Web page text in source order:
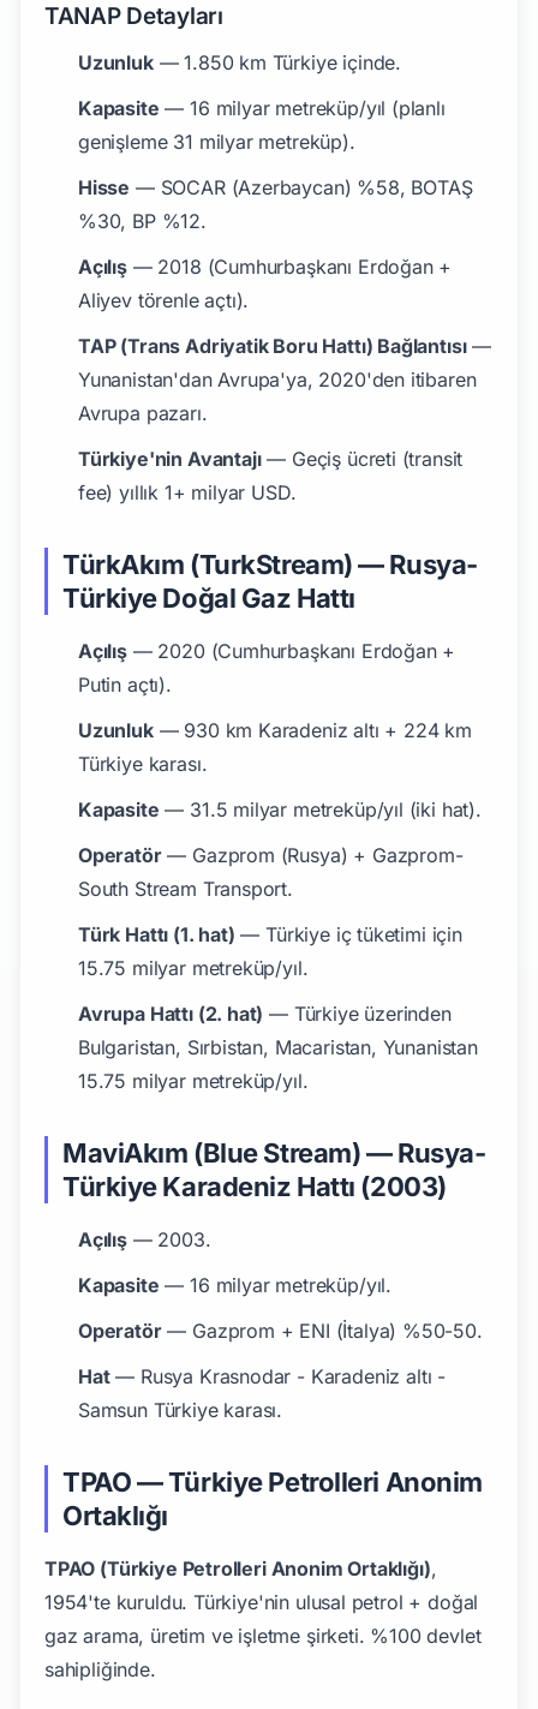
TANAP Detayları
Uzunluk— 1.850 km Türkiye içinde.
Kapasite — 16 milyar metreküp/yıl (planlı
genişleme 31 milyar metreküp).
Hisse — SOCAR (Azerbaycan) %58, BOTAŞ
%30, BP %12.
Açılış— 2018 (Cumhurbaşkanı Erdoğan +
Aliyev törenle açtı).
TAP (Trans Adriyatik Boru Hattı) Bağlantısı—
Yunanistan'dan Avrupa'ya, 2020'den itibaren
Avrupa pazarı.
Türkiye'nin Avantajı— Geçiş ücreti (transit
fee) yıllık 1+ milyar USD.
TürkAkım (TurkStream) — Rusya-
Türkiye Doğal Gaz Hattı
Açılış— 2020 (Cumhurbaşkanı Erdoğan +
Putin açtı).
Uzunluk— 930 km Karadeniz altı + 224 km
Türkiye karası.
Kapasite — 31.5 milyar metreküp/yıl (iki hat).
Operatör— Gazprom (Rusya) + Gazprom-
South Stream Transport.
Türk Hattı (1. hat) — Türkiye iç tüketimi için
15.75 milyar metreküp/yıl.
Avrupa Hattı (2. hat) — Türkiye üzerinden
Bulgaristan, Sırbistan, Macaristan, Yunanistan
15.75 milyar metreküp/yıl.
MaviAkım (Blue Stream) — Rusya-
Türkiye Karadeniz Hattı (2003)
Açılış— 2003.
Kapasite — 16 milyar metreküp/yıl.
Operatör— Gazprom + ENI (İtalya) %50-50.
Hat— Rusya Krasnodar - Karadeniz altı -
Samsun Türkiye karası.
TPAO — Türkiye Petrolleri Anonim
Ortaklığı
TPAO (Türkiye Petrolleri Anonim Ortaklığı),
1954'te kuruldu. Türkiye'nin ulusal petrol + doğal
gaz arama, üretim ve işletme şirketi. %100 devlet
sahipliğinde.